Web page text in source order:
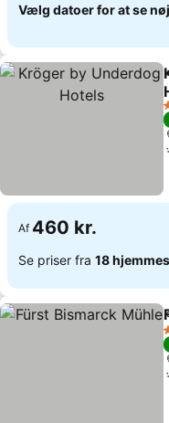
Vælg datoer for at se
Af 460 kr.
Se priser fra 18